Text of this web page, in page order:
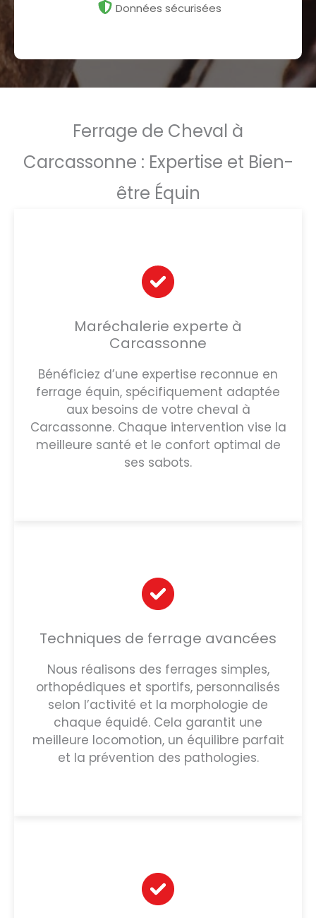
Données sécurisées
Ferrage de Cheval à
Carcassonne : Expertise et Bien-
être Équin
Maréchalerie experte à
Carcassonne
Bénéficiez d’une expertise reconnue en
ferrage équin, spécifiquement adaptée
aux besoins de votre cheval à
Carcassonne. Chaque intervention vise la
meilleure santé et le confort optimal de
ses sabots.
Techniques de ferrage avancées
Nous réalisons des ferrages simples,
orthopédiques et sportifs, personnalisés
selon l’activité et la morphologie de
chaque équidé. Cela garantit une
meilleure locomotion, un équilibre parfait
et la prévention des pathologies.